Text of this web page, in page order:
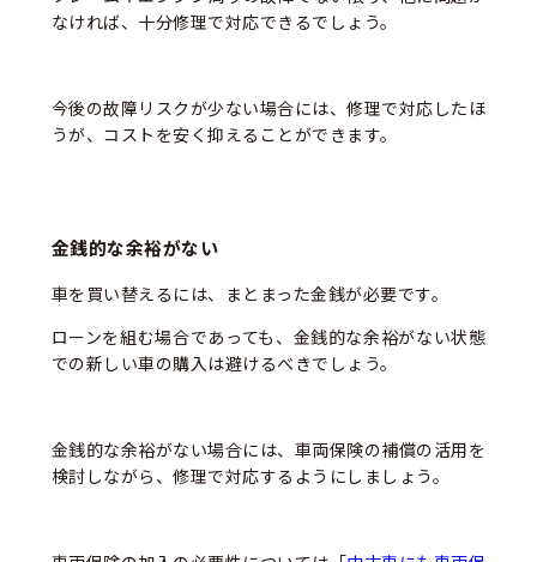
なければ、十分修理で対応できるでしょう。
今後の故障リスクが少ない場合には、修理で対応したほ
うが、コストを安く抑えることができます。
金銭的な余裕がない
車を買い替えるには、まとまった金銭が必要です。
ローンを組む場合であっても、金銭的な余裕がない状態
での新しい車の購入は避けるべきでしょう。
金銭的な余裕がない場合には、車両保険の補償の活用を
検討しながら、修理で対応するようにしましょう。